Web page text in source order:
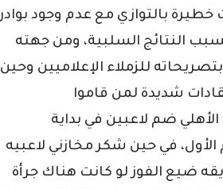
بالتوازي مع عدم وجود بوادر
النتائج السلبية، ومن جهته
للزملاء الإعلاميين وحين
شديدة لمن قاموا
ضم لاعبين في بداية
في حين شكر مخازني لاعبيه
ضيع الفوز لو كانت هناك جرأة